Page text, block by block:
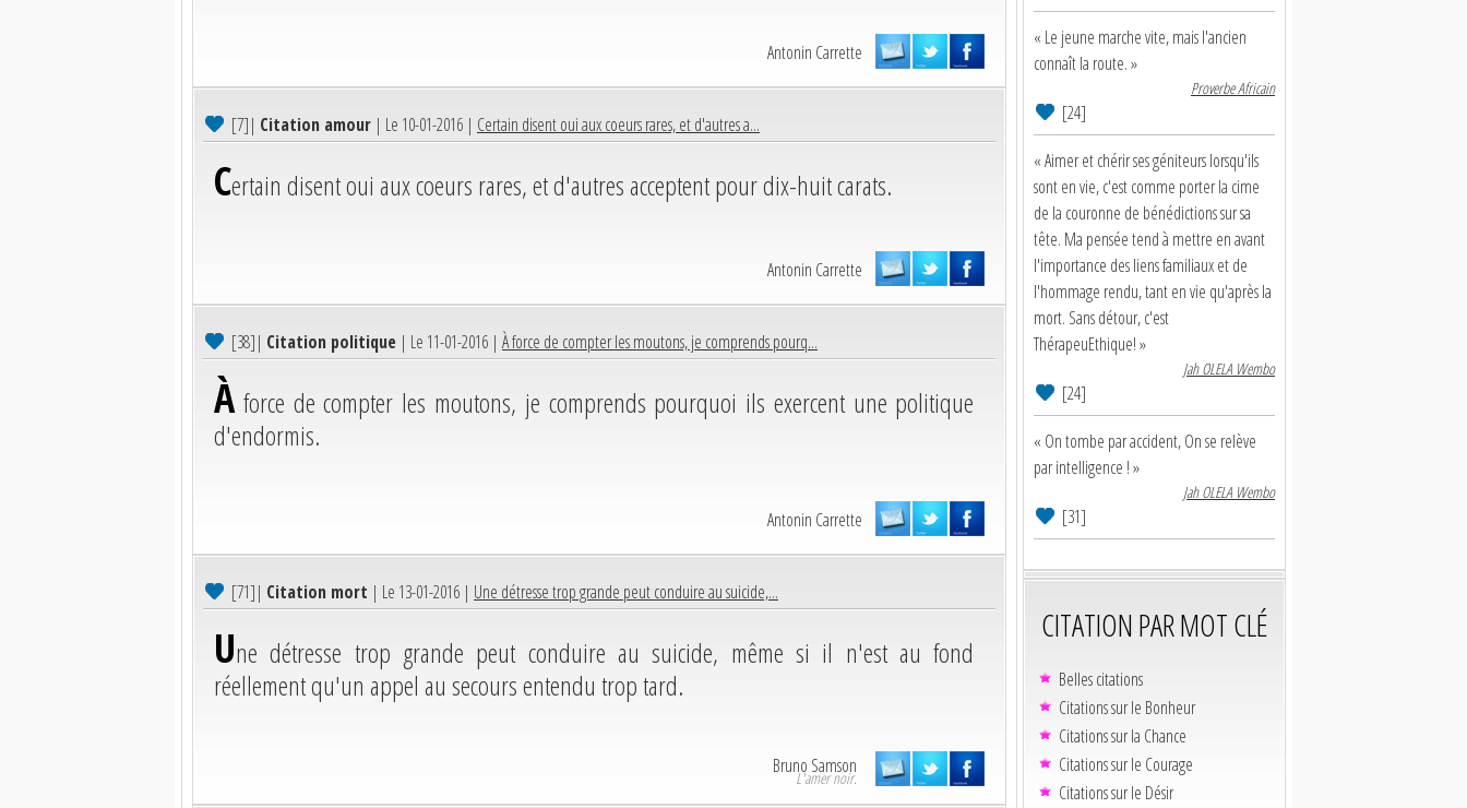
Antonin Carrette
[7]| Citation amour | Le 10-01-2016 | Certain disent oui aux coeurs rares, et d'autres a...
Certain disent oui aux coeurs rares, et d'autres acceptent pour dix-huit carats.
Antonin Carrette
[38]| Citation politique | Le 11-01-2016 | À force de compter les moutons, je comprends pourq...
Àforce de compter les moutons, je comprends pourquoi ils exercent une politique
d'endormis.
Antonin Carrette
[71]| Citation mort | Le 13-01-2016 | Une détresse trop grande peut conduire au suicide,...
Une détresse trop grande peut conduire au suicide, même si il n'est au fond
réellement qu'un appel au secours entendu trop tard.
Bruno Samson
L'amer noir.
« Le jeune marche vite, mais l'ancien
connaît la route. »
Proverbe Africain
[24]
« Aimer et chérir ses géniteurs lorsqu'ils
sont en vie, c'est comme porter la cime
de la couronne de bénédictions sur sa
tête. Ma pensée tend à mettre en avant
l'importance des liens familiaux et de
l'hommage rendu, tant en vie qu'après la
mort. Sans détour, c'est
ThérapeuEthique! »
Jah OLELA Wembo
[24]
« On tombe par accident, On se relève
par intelligence ! »
Jah OLELA Wembo
[31]
CITATION PAR MOT CLÉ
Belles citations
Citations sur le Bonheur
Citations sur la Chance
Citations sur le Courage
Citations sur le Désir